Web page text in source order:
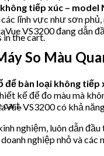
the cart.
cart.
tiếp xúc – model
lĩnh vực như sơn
VS3200 đang dẫn
So Màu
để bàn loại không tiếp
kế để đo màu mà
VS3200 có khả
nghiệm, luôn dẫn
nghiệp nhỏ và các